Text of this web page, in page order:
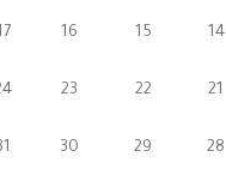
14
15
16
17
21
22
23
28
29
30